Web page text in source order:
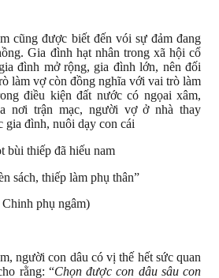
cũng được biết đến vói sự đảm đang
Gia đình hạt nhân trong xã hội cổ
đình mở rộng, gia đình lớn, nên đối
làm vợ còn đồng nghĩa với vai trò làm
điều kiện đất nước có ngọai xâm,
nơi trận mạc, người vợ ở nhà thay
gia đình, nuôi dạy con cái
bùi thiếp đã hiếu nam
sách, thiếp làm phụ thân”
Chinh phụ ngâm)
người con dâu có vị thế hết sức quan
rằng: “Chọn được con dâu sâu con